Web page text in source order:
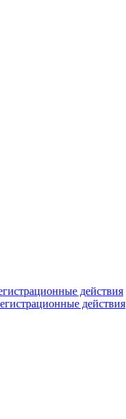
действия
действия